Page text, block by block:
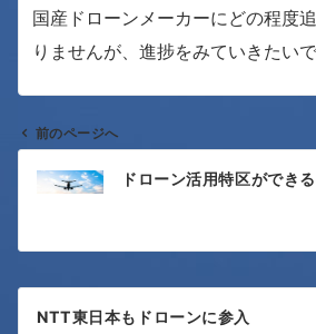
国産ドローンメーカーにどの程度
りませんが、進捗をみていきたいで
投
ナ
ビ
ゲ
前のページへ
ドローン活用特区ができ
NTT東日本もドローンに参入